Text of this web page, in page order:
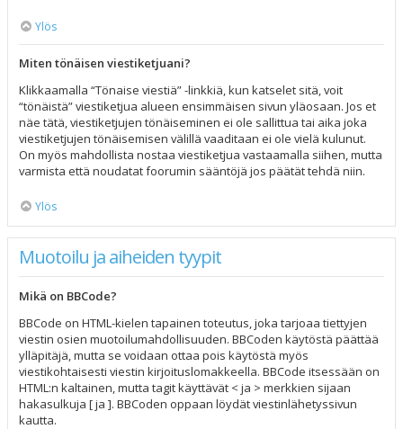
Ylös
Miten tönäisen viestiketjuani?
Klikkaamalla “Tönaise viestiä” -linkkiä, kun katselet sitä, voit
“tönäistä” viestiketjua alueen ensimmäisen sivun yläosaan. Jos et
näe tätä, viestiketjujen tönäiseminen ei ole sallittua tai aika joka
viestiketjujen tönäisemisen välillä vaaditaan ei ole vielä kulunut.
On myös mahdollista nostaa viestiketjua vastaamalla siihen, mutta
varmista että noudatat foorumin sääntöjä jos päätät tehdä niin.
Ylös
Muotoilu ja aiheiden tyypit
Mikä on BBCode?
BBCode on HTML-kielen tapainen toteutus, joka tarjoaa tiettyjen
viestin osien muotoilumahdollisuuden. BBCoden käytöstä päättää
ylläpitäjä, mutta se voidaan ottaa pois käytöstä myös
viestikohtaisesti viestin kirjoituslomakkeella. BBCode itsessään on
HTML:n kaltainen, mutta tagit käyttävät < ja > merkkien sijaan
hakasulkuja [ ja ]. BBCoden oppaan löydät viestinlähetyssivun
kautta.